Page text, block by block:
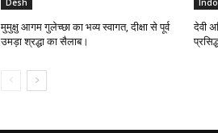
Desh
मुमुक्षु आगम गुलेच्छा का भव्य स्वागत, दीक्षा से पूर्व
उमड़ा श्रद्धा का सैलाब।
देवी